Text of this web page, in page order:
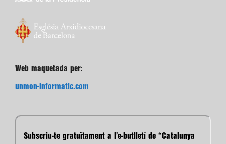
Web maquetada per:
unmon-informatic.com
Subscriu-te gratuïtament a l’e-butlletí de “Catalunya